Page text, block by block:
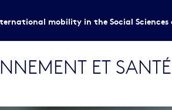
mobility in the Social
ET SANTÉ